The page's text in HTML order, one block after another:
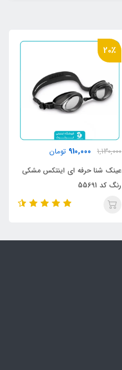
20٪
1,130,000
910,000 تومان
عینک شنا حرفه ای اینتکس مشکی
رنگ کد 55691